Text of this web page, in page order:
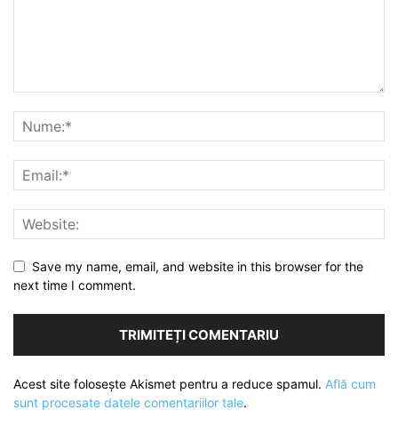
Save my name, email, and website in this browser for the
next time I comment.
Acest site folosește Akismet pentru a reduce spamul. Află cum
sunt procesate datele comentariilor tale.